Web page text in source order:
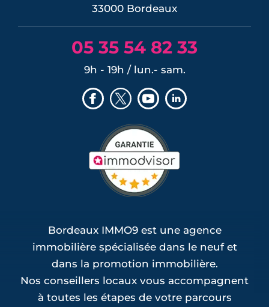
33000 Bordeaux
05 35 54 82 33
9h - 19h / lun.- sam.
Bordeaux IMMO9 est une agence
immobilière spécialisée dans le neuf et
dans la promotion immobilière.
Nos conseillers locaux vous accompagnent
à toutes les étapes de votre parcours